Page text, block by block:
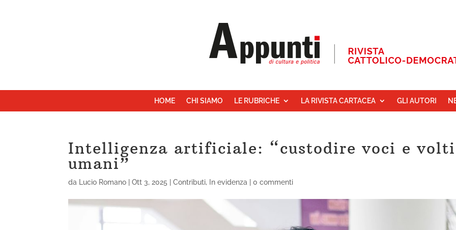
HOME CHI SIAMO LE RUBRICHE LA RIVISTA CARTACEA GLI AUTORI
Intelligenza artificiale: “custodire voci e volti
umani”
da Lucio Romano |Ott 3, 2025 |Contributi, In evidenza |0 commenti